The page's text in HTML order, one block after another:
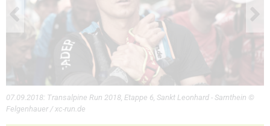
07.09.2018: Transalpine Run 2018, Etappe 6, Sankt Leonhard - Sarnthein ©
Felgenhauer / xc-run.de